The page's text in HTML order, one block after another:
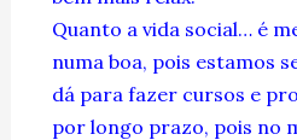
Quanto a vida social… é
numa boa, pois estamos
dá para fazer cursos e
por longo prazo, pois no